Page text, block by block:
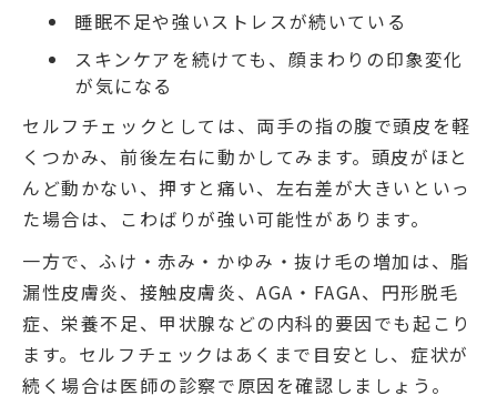
睡眠不足や強いストレスが続いている
スキンケアを続けても、顔まわりの印象変化
が気になる
セルフチェックとしては、両手の指の腹で頭皮を軽
くつかみ、前後左右に動かしてみます。頭皮がほと
んど動かない、押すと痛い、左右差が大きいといっ
た場合は、こわばりが強い可能性があります。
一方で、ふけ・赤み・かゆみ・抜け毛の増加は、脂
漏性皮膚炎、接触皮膚炎、AGA・FAGA、円形脱毛
症、栄養不足、甲状腺などの内科的要因でも起こり
ます。セルフチェックはあくまで目安とし、症状が
続く場合は医師の診察で原因を確認しましょう。